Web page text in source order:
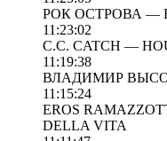
РОК ОСТРОВА —
11:23:02
C.C. CATCH —
11:19:38
ВЛАДИМИР
11:15:24
EROS
DELLA VITA